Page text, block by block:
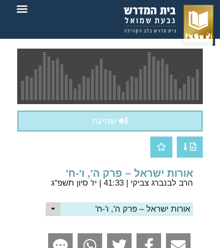
שמיעה
אורות ישראל – פרק ה', ו'-ח'
הרב לבנברג צביקי | 41:33 | יז' סיון תשפ"ג
אורות ישראל – פרק ה', ו'-ח'